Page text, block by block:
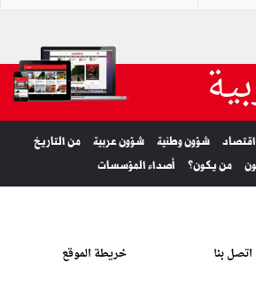
اقتصاد شؤون وطنية شؤون عربية
من التاريخ
من يكون؟ أصداء المؤسسات
اتصل بنا خريطة الموقع